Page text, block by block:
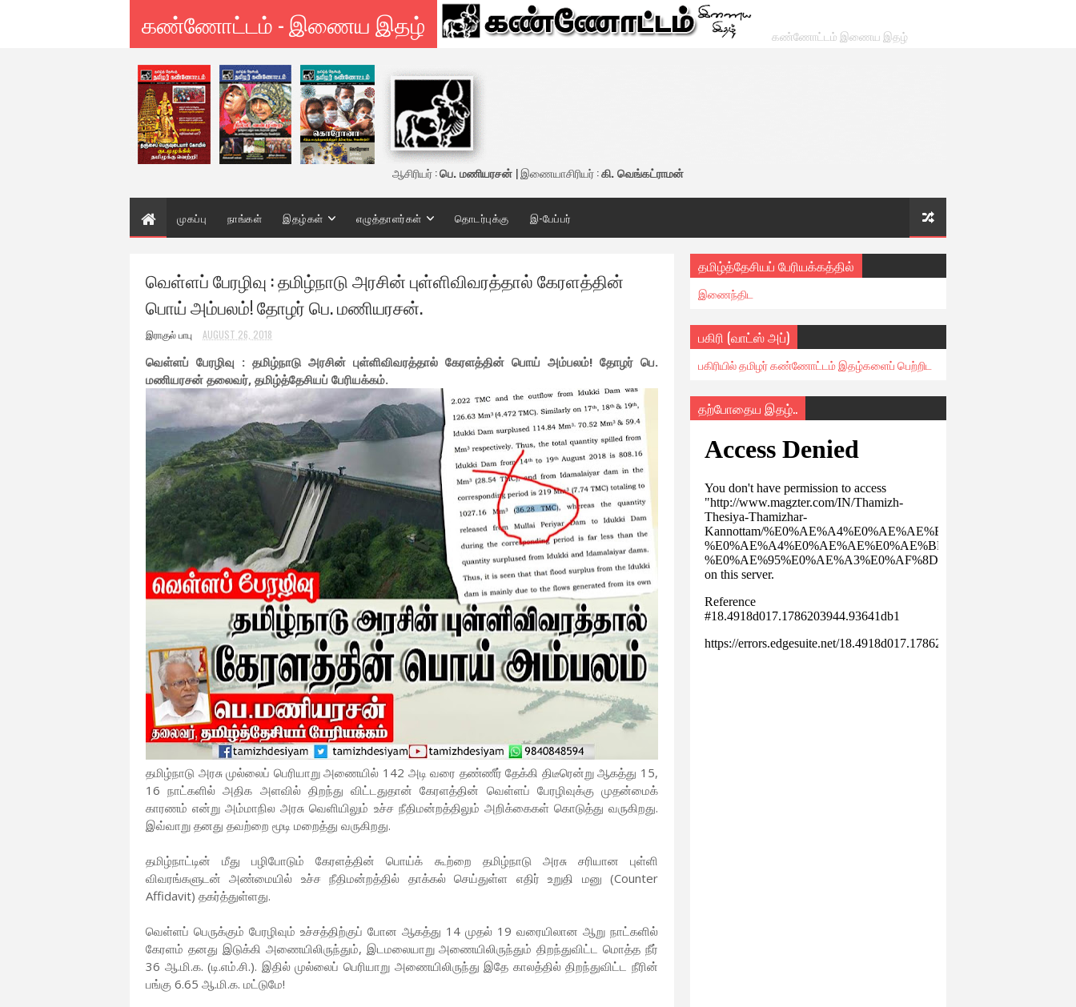
கண்ணோட்டம் - இணைய இதழ் கண்ணோட்டம் இணைய இதழ்
ஆசிரியர் :பெ. மணியரசன் | இணையாசிரியர் :கி. வெங்கட்ராமன்
முகப்பு நாங்கள் இதழ்கள் எழுத்தாளர்கள் தொடர்புக்கு இ-பேப்பர்
வெள்ளப் பேரழிவு : தமிழ்நாடு அரசின் புள்ளிவிவரத்தால் கேரளத்தின்
பொய் அம்பலம்! தோழர் பெ. மணியரசன்.
இராகுல் பாபு AUGUST 26, 2018
வெள்ளப் பேரழிவு : தமிழ்நாடு அரசின் புள்ளிவிவரத்தால் கேரளத்தின் பொய் அம்பலம்! தோழர் பெ.
மணியரசன் தலைவர், தமிழ்த்தேசியப் பேரியக்கம்.
தமிழ்நாடு அரசு முல்லைப் பெரியாறு அணையில் 142 அடி வரை தண்ணீர் தேக்கி திடீரென்று ஆகத்து 15,
16 நாட்களில் அதிக அளவில் திறந்து விட்டதுதான் கேரளத்தின் வெள்ளப் பேரழிவுக்கு முதன்மைக்
காரணம் என்று அம்மாநில அரசு வெளியிலும் உச்ச நீதிமன்றத்திலும் அறிக்கைகள் கொடுத்து வருகிறது.
இவ்வாறு தனது தவற்றை மூடி மறைத்து வருகிறது.
தமிழ்நாட்டின் மீது பழிபோடும் கேரளத்தின் பொய்க் கூற்றை தமிழ்நாடு அரசு சரியான புள்ளி
விவரங்களுடன் அண்மையில் உச்ச நீதிமன்றத்தில் தாக்கல் செய்துள்ள எதிர் உறுதி மனு (Counter
Affidavit) தகர்த்துள்ளது.
வெள்ளப் பெருக்கும் பேரழிவும் உச்சத்திற்குப் போன ஆகத்து 14 முதல் 19 வரையிலான ஆறு நாட்களில்
கேரளம் தனது இடுக்கி அணையிலிருந்தும், இடமலையாறு அணையிலிருந்தும் திறந்துவிட்ட மொத்த நீர்
36 ஆ.மி.க. (டி.எம்.சி.). இதில் முல்லைப் பெரியாறு அணையிலிருந்து இதே காலத்தில் திறந்துவிட்ட நீரின்
பங்கு 6.65 ஆ.மி.க. மட்டுமே!
தமிழ்த்தேசியப் பேரியக்கத்தில்
இணைந்திட
பகிரி (வாட்ஸ் அப்)
பகிரியில் தமிழர் கண்ணோட்டம் இதழ்களைப் பெற்றிட
தற்போதைய இதழ்..